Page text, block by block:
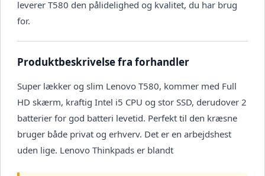
leverer T580 den pålidelighed og kvalitet, du har brug
for.
Produktbeskrivelse fra forhandler
Super lækker og slim Lenovo T580, kommer med Full
HD skærm, kraftig Intel i5 CPU og stor SSD, derudover 2
batterier for god batteri levetid. Perfekt til den kræsne
bruger både privat og erhverv. Det er en arbejdshest
uden lige. Lenovo Thinkpads er blandt